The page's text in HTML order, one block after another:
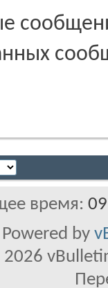
время:
Powered by